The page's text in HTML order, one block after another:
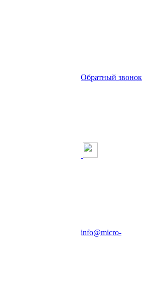
Обратный звонок
info@micro-